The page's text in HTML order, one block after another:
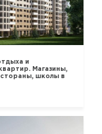
и
Магазины,
школы в